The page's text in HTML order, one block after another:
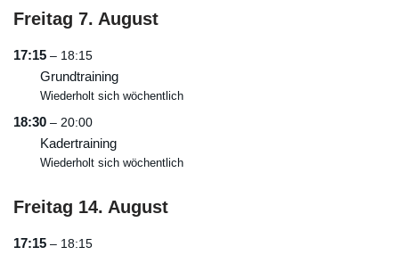
Freitag 7. August
17:15 – 18:15
Grundtraining
Wiederholt sich wöchentlich
18:30 – 20:00
Kadertraining
Wiederholt sich wöchentlich
Freitag 14. August
17:15 – 18:15